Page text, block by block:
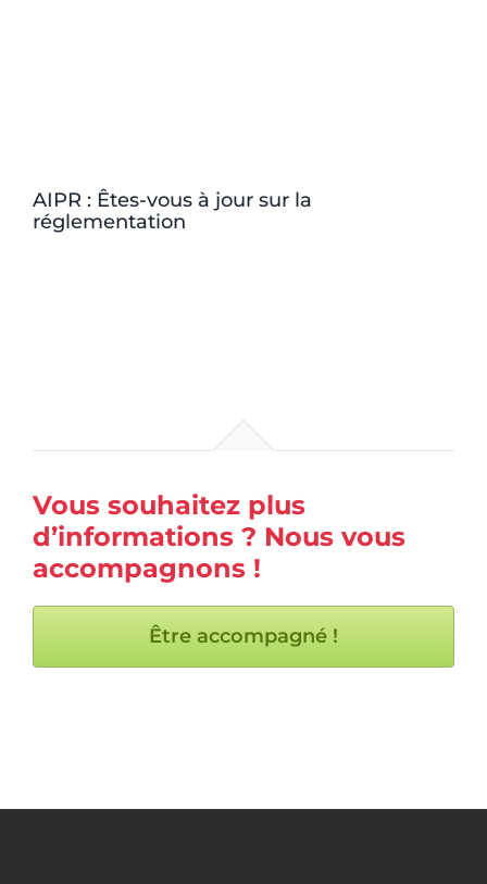
AIPR : Êtes-vous à jour sur la
réglementation
Vous souhaitez plus
d’informations ? Nous vous
accompagnons !
Être accompagné !